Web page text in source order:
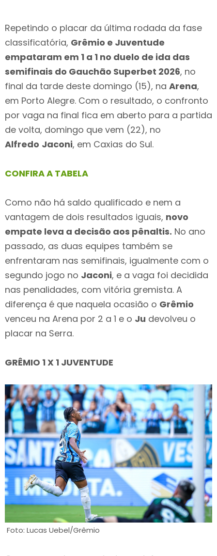
Repetindo o placar da última rodada da fase
classificatória, Grêmio e Juventude
empataram em 1 a 1 no duelo de ida das
semifinais do Gauchão Superbet 2026, no
final da tarde deste domingo (15), na Arena,
em Porto Alegre. Com o resultado, o confronto
por vaga na final fica em aberto para a partida
de volta, domingo que vem (22), no
Alfredo Jaconi, em Caxias do Sul.
CONFIRA A TABELA
Como não há saldo qualificado e nem a
vantagem de dois resultados iguais, novo
empate leva a decisão aos pênaltis. No ano
passado, as duas equipes também se
enfrentaram nas semifinais, igualmente com o
segundo jogo no Jaconi, e a vaga foi decidida
nas penalidades, com vitória gremista. A
diferença é que naquela ocasião o Grêmio
venceu na Arena por 2 a 1 e o Ju devolveu o
placar na Serra.
GRÊMIO 1 X 1 JUVENTUDE
Foto: Lucas Uebel/Grêmio